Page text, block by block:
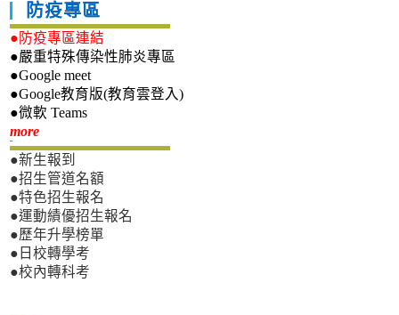
防疫專區
●防疫專區連結
●嚴重特殊傳染性肺炎專區
●Google meet
●Google教育版(教育雲登入)
●微軟 Teams
more新生專區
●新生報到
●招生管道名額
●特色招生報名
●運動績優招生報名
●歷年升學榜單
●日校轉學考
●校內轉科考